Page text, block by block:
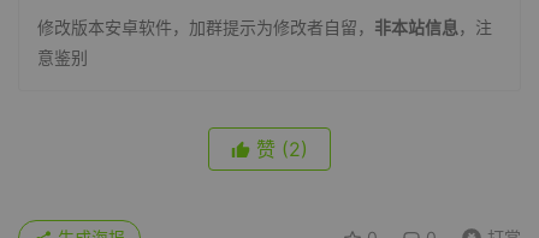
修改版本安卓软件，加群提示为修改者自留， 非本站信息，注
意鉴别
赞 (2)